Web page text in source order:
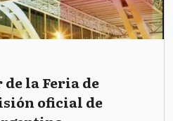
la Feria de
oficial de